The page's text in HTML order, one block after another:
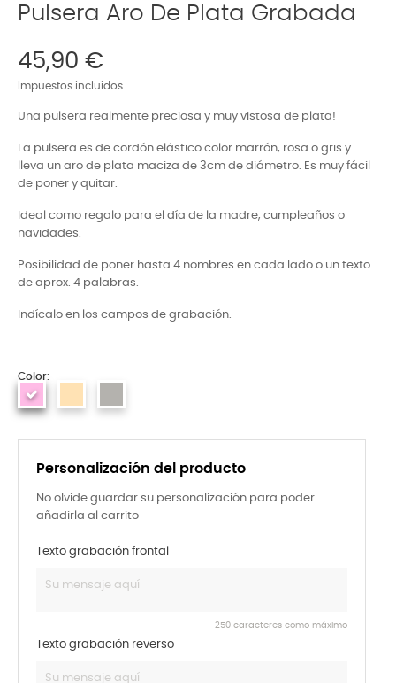
Pulsera Aro De Plata Grabada
45,90 €
Impuestos incluidos
Una pulsera realmente preciosa y muy vistosa de plata!
La pulsera es de cordón elástico color marrón, rosa o gris y
lleva un aro de plata maciza de 3cm de diámetro. Es muy fácil
de poner y quitar.
Ideal como regalo para el día de la madre, cumpleaños o
navidades.
Posibilidad de poner hasta 4 nombres en cada lado o un texto
de aprox. 4 palabras.
Indícalo en los campos de grabación.
Personalización del producto
No olvide guardar su personalización para poder
añadirla al carrito
Texto grabación frontal
250 caracteres como máximo
Texto grabación reverso
Color: